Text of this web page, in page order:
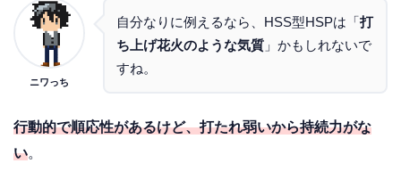
ニワっち
自分なりに例えるなら、HSS型HSPは「 打
ち上げ花火のような気質 」かもしれないで
すね。
行動的で順応性があるけど、打たれ弱いから持続力がな
い。